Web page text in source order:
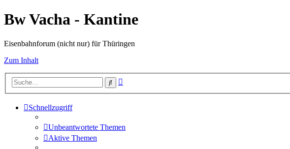
Bw Vacha - Kantine
Eisenbahnforum (nicht nur) für Thüringen
Zum Inhalt
Suche
Schnellzugriff
Unbeantwortete Themen
Aktive Themen